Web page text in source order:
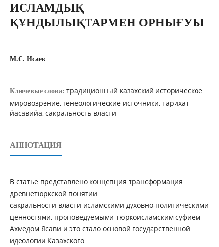
ИСЛАМДЫҚ
ҚҰНДЫЛЫҚТАРМЕН ОРНЫҒУЫ
М.С. Исаев
Ключевые слова: традиционный казахский историческое
мировозрение, генеологические источники, тарихат
йасавийа, сакральность власти
АННОТАЦИЯ
В статье представлено концепция трансформация
древнетюркской понятии
сакральности власти исламскими духовно-политическими
ценностями, проповедуемыми тюркоисламским суфием
Ахмедом Ясави и это стало основой государственной
идеологии Казахского